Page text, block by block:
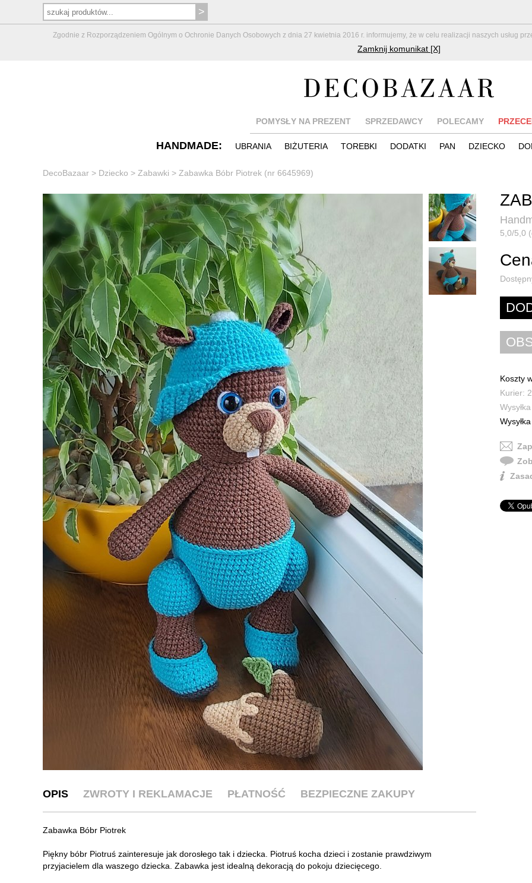
Zgodnie z Rozporządzeniem Ogólnym o Ochronie Danych Osobowych z dnia 27 kwietnia 2016 r. informujemy, że w celu realizacji naszych usług
Zamknij komunikat [X]
POMYSŁY NA PREZENT SPRZEDAWCY POLECAMY
HANDMADE: UBRANIA BIŻUTERIA TOREBKI DODATKI PAN DZIECKO
DecoBazaar > Dziecko > Zabawki > Zabawka Bóbr Piotrek (nr 6645969)
5,0/5,0
Koszty
Kurier:
OPIS ZWROTY I REKLAMACJE PŁATNOŚĆ BEZPIECZNE ZAKUPY
Zabawka Bóbr Piotrek
Piękny bóbr Piotruś zainteresuje jak dorosłego tak i dziecka. Piotruś kocha dzieci i zostanie prawdziwym
przyjacielem dla waszego dziecka. Zabawka jest idealną dekoracją do pokoju dziecięcego.